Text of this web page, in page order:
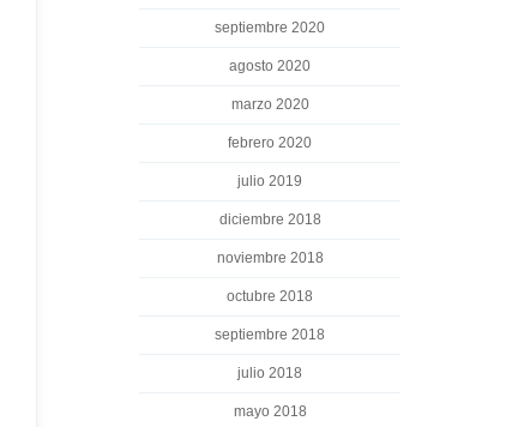
septiembre 2020
agosto 2020
marzo 2020
febrero 2020
julio 2019
diciembre 2018
noviembre 2018
octubre 2018
septiembre 2018
julio 2018
mayo 2018